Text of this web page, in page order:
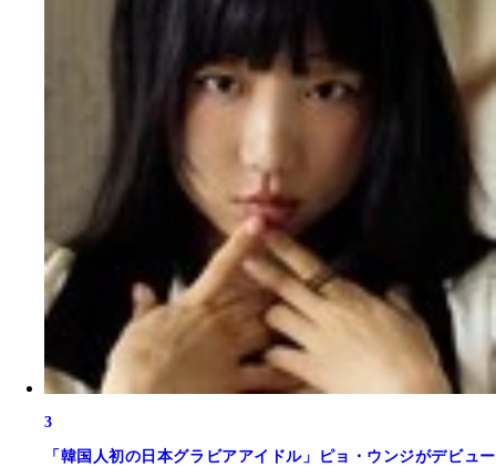
3
「韓国人初の日本グラビアアイドル」ピョ・ウンジがデビュー